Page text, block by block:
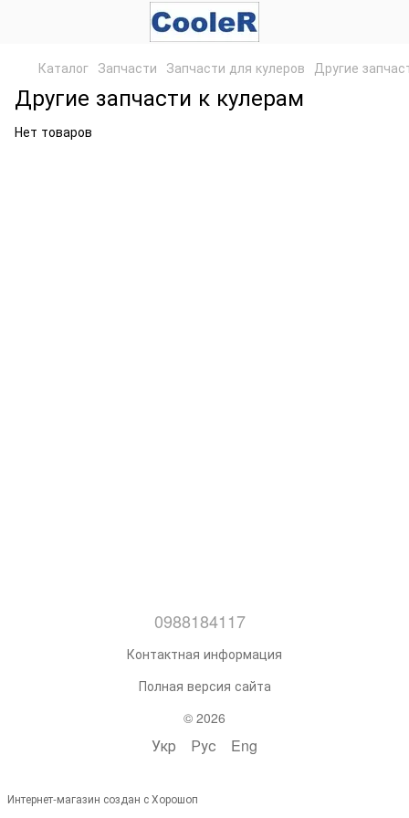
Каталог Запчасти Запчасти для кулеров Другие
Другие запчасти к кулерам
Нет товаров
0988184117
Контактная информация
Полная версия сайта
© 2026
Укр Рус Eng
Интернет-магазин создан с Хорошоп